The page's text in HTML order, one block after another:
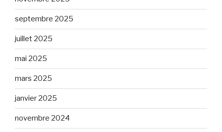
septembre 2025
juillet 2025
mai 2025
mars 2025
janvier 2025
novembre 2024